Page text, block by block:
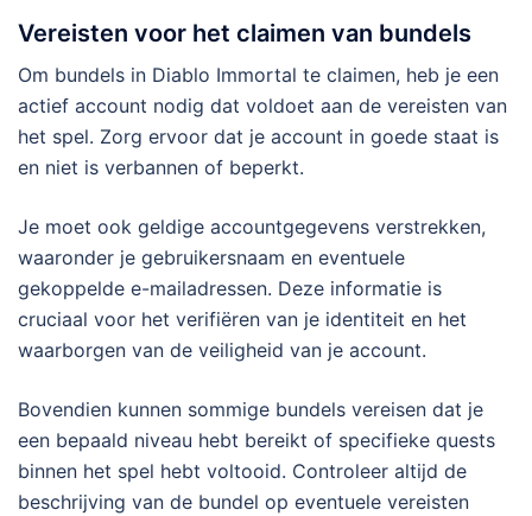
Vereisten voor het claimen van bundels
Om bundels in Diablo Immortal te claimen, heb je een
actief account nodig dat voldoet aan de vereisten van
het spel. Zorg ervoor dat je account in goede staat is
en niet is verbannen of beperkt.
Je moet ook geldige accountgegevens verstrekken,
waaronder je gebruikersnaam en eventuele
gekoppelde e-mailadressen. Deze informatie is
cruciaal voor het verifiëren van je identiteit en het
waarborgen van de veiligheid van je account.
Bovendien kunnen sommige bundels vereisen dat je
een bepaald niveau hebt bereikt of specifieke quests
binnen het spel hebt voltooid. Controleer altijd de
beschrijving van de bundel op eventuele vereisten